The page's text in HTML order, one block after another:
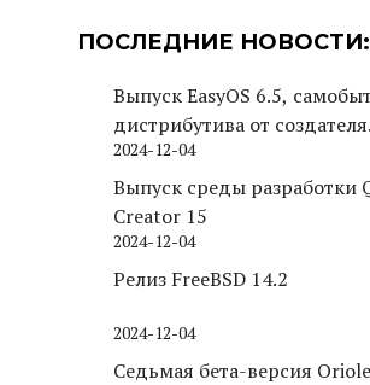
ПОСЛЕДНИЕ НОВОСТИ:
Выпуск EasyOS 6.5,
дистрибутива от создателя
Puppy Linux
2024-12-04
Выпуск среды разработки
Creator 15
2024-12-04
Релиз FreeBSD 14.2
2024-12-04
Седьмая бета-версия